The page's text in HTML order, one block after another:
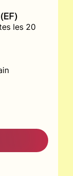
les 20